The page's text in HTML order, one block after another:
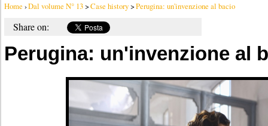
Home ›Dal volume N° 13>Case history>Perugina: un'invenzione al bacio
Share on:
Perugina: un'invenzione al